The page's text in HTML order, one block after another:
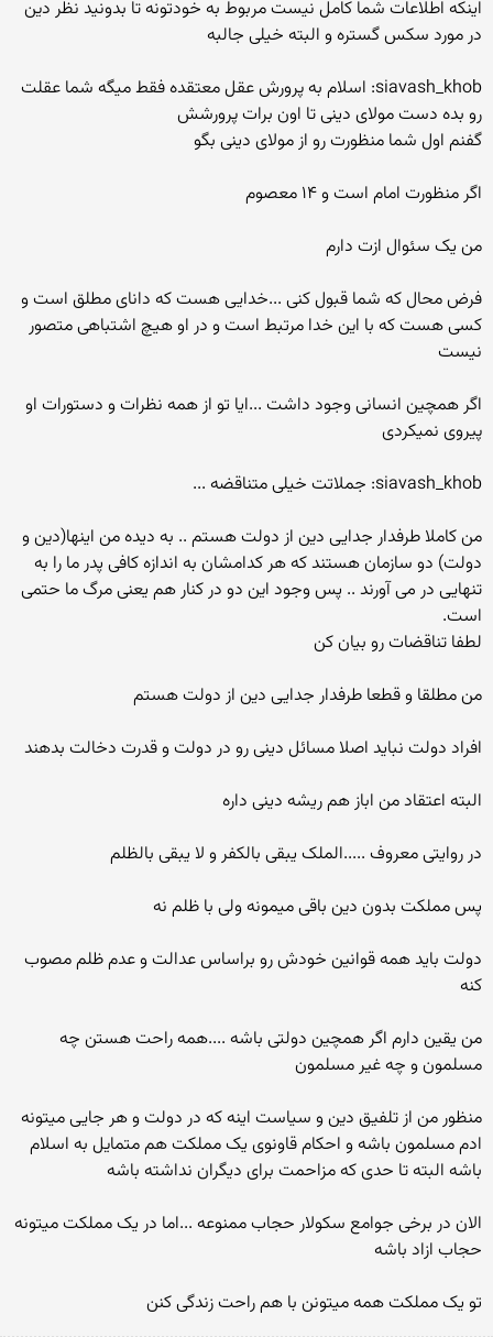
اینکه اطلاعات شما کامل نیست مربوط به خودتونه تا بدونید نظر دین
در مورد سکس گستره و البته خیلی جالبه
siavash_khob: اسلام به پرورش عقل معتقده فقط میگه شما عقلت
رو بده دست مولای دینی تا اون برات پرورشش
گفنم اول شما منظورت رو از مولای دینی بگو
اگر منظورت امام است و ۱۴ معصوم
من یک سئوال ازت دارم
فرض محال که شما قبول کنی ...خدایی هست که دانای مطلق است و
کسی هست که با این خدا مرتبط است و در او هیچ اشتباهی متصور
نیست
اگر همچین انسانی وجود داشت ...ایا تو از همه نظرات و دستورات او
پیروی نمیکردی
siavash_khob: جملاتت خیلی متناقضه ...
من کاملا طرفدار جدایی دین از دولت هستم .. به دیده من اینها(دین و
دولت) دو سازمان هستند که هر کدامشان به اندازه کافی پدر ما را به
تنهایی در می آورند .. پس وجود این دو در کنار هم یعنی مرگ ما حتمی
است.
لطفا تناقضات رو بیان کن
من مطلقا و قطعا طرفدار جدایی دین از دولت هستم
افراد دولت نباید اصلا مسائل دینی رو در دولت و قدرت دخالت بدهند
البته اعتقاد من اباز هم ریشه دینی داره
در روایتی معروف .....الملک یبقی بالکفر و لا یبقی بالظلم
پس مملکت بدون دین باقی میمونه ولی با ظلم نه
دولت باید همه قوانین خودش رو براساس عدالت و عدم ظلم مصوب
کنه
من یقین دارم اگر همچین دولتی باشه ....همه راحت هستن چه
مسلمون و چه غیر مسلمون
منظور من از تلفیق دین و سیاست اینه که در دولت و هر جایی میتونه
ادم مسلمون باشه و احکام قاونوی یک مملکت هم متمایل به اسلام
باشه البته تا حدی که مزاحمت برای دیگران نداشته باشه
الان در برخی جوامع سکولار حجاب ممنوعه ...اما در یک مملکت میتونه
حجاب ازاد باشه
تو یک مملکت همه میتونن با هم راحت زندگی کنن